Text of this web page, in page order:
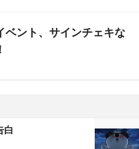
ベント、サインチェキな
白